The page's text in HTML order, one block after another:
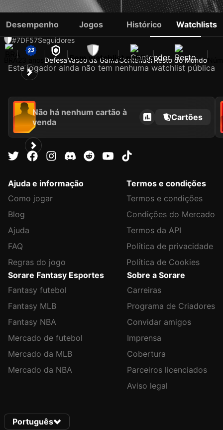
CUIABANO
#7DF57Seguidores
DefesaVasco da GamaContenderResto do Mundo
Desempenho Jogos Histórico Watchlists
Sem watchlist pública
Este jogador ainda não tem nenhuma watchlist pública
Não há nenhum cartão à
venda
Cartões
Ajuda e informação
Como jogar
Blog
Ajuda
FAQ
Regras do jogo
Termos e condições
Termos e condições
Condições do Mercado
Termos da API
Política de privacidade
Política de Cookies
Sorare Fantasy Esportes
Fantasy futebol
Fantasy MLB
Fantasy NBA
Mercado de futebol
Mercado da MLB
Mercado da NBA
Sobre a Sorare
Carreiras
Programa de Criadores
Convidar amigos
Imprensa
Cobertura
Parceiros licenciados
Aviso legal
Português